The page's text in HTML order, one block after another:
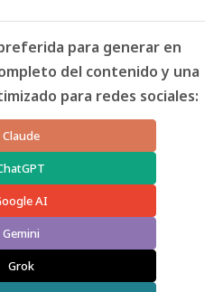
para generar en
del contenido y una
para redes sociales:
Claude
AI
Gemini
Grok